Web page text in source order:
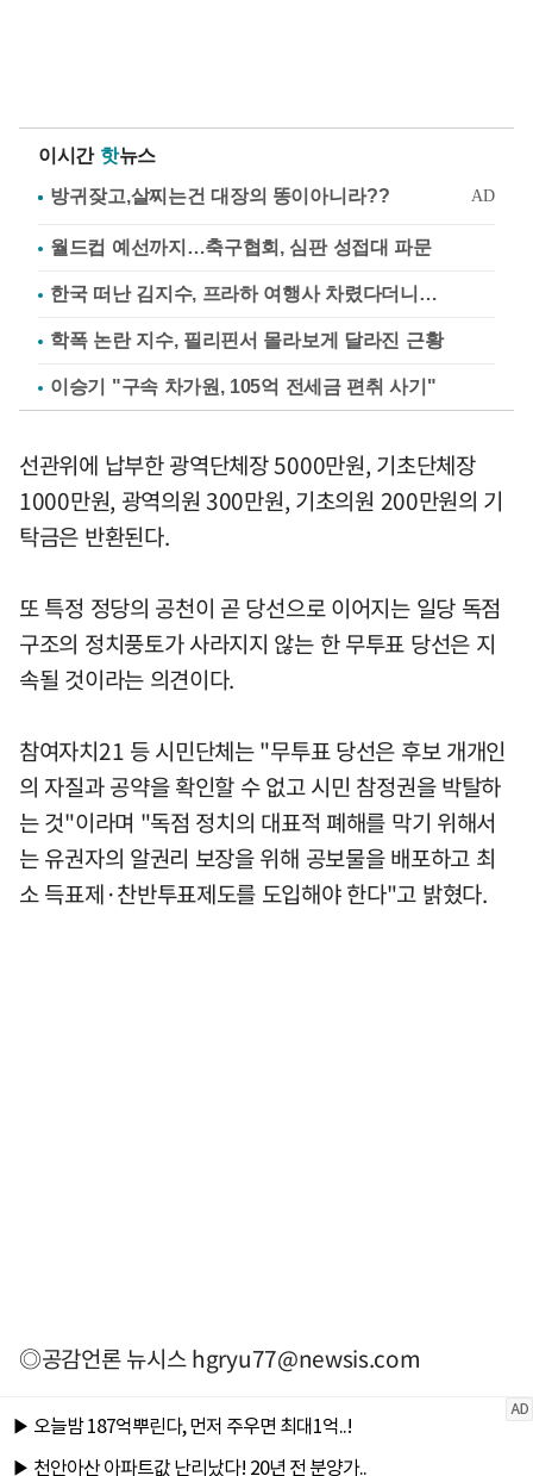
이시간 핫뉴스
월드컵 예선까지…축구협회, 심판 성접대 파문
한국 떠난 김지수, 프라하 여행사 차렸다더니…
학폭 논란 지수, 필리핀서 몰라보게 달라진 근황
이승기 "구속 차가원, 105억 전세금 편취 사기"
선관위에 납부한 광역단체장 5000만원, 기초단체장
1000만원, 광역의원 300만원, 기초의원 200만원의 기
탁금은 반환된다.
또 특정 정당의 공천이 곧 당선으로 이어지는 일당 독점
구조의 정치풍토가 사라지지 않는 한 무투표 당선은 지
속될 것이라는 의견이다.
참여자치21 등 시민단체는 "무투표 당선은 후보 개개인
의 자질과 공약을 확인할 수 없고 시민 참정권을 박탈하
는 것"이라며 "독점 정치의 대표적 폐해를 막기 위해서
는 유권자의 알권리 보장을 위해 공보물을 배포하고 최
소 득표제·찬반투표제도를 도입해야 한다"고 밝혔다.
◎공감언론 뉴시스hgryu77@newsis.com